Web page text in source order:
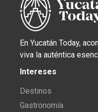
En Yucatán Today,
viva la auténtica
Intereses
Destinos
Gastronomía